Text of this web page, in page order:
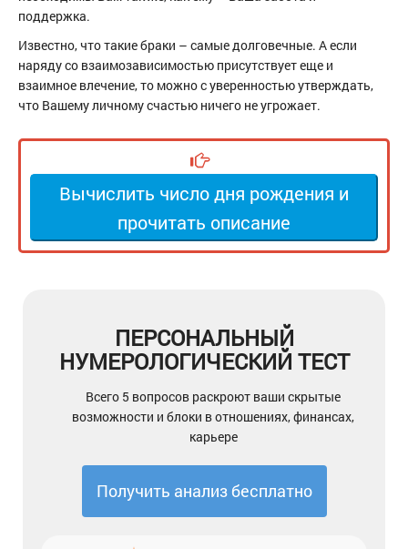
поддержка.
Известно, что такие браки – самые долговечные. А если
наряду со взаимозависимостью присутствует еще и
взаимное влечение, то можно с уверенностью утверждать,
что Вашему личному счастью ничего не угрожает.
Вычислить число дня рождения и
прочитать описание
ПЕРСОНАЛЬНЫЙ
НУМЕРОЛОГИЧЕСКИЙ ТЕСТ
Всего 5 вопросов раскроют ваши скрытые
возможности и блоки в отношениях, финансах,
карьере
Получить анализ бесплатно